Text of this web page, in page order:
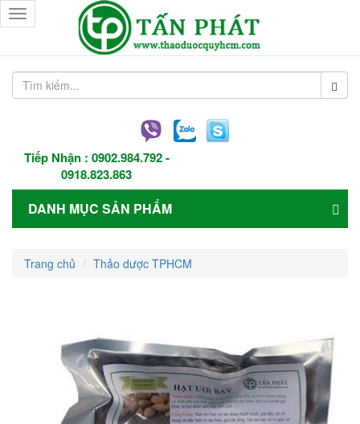
Tiếp Nhận : 0902.984.792-
0918.823.863
Toggle
navigation
DANH MỤC SẢN PHẨM
Trang chủ Thảo dược TPHCM